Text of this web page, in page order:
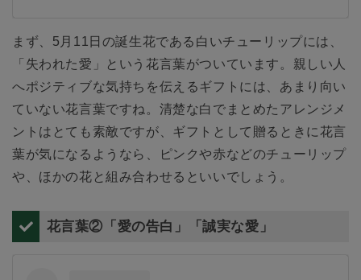
まず、5月11日の誕生花である白いチューリップには、
「失われた愛」という花言葉がついています。親しい人
へポジティブな気持ちを伝えるギフトには、あまり向い
ていない花言葉ですね。清楚な白でまとめたアレンジメ
ントはとても素敵ですが、ギフトとして贈るときに花言
葉が気になるようなら、ピンクや赤などのチューリップ
や、ほかの花と組み合わせるといいでしょう。
花言葉②「愛の告白」「誠実な愛」